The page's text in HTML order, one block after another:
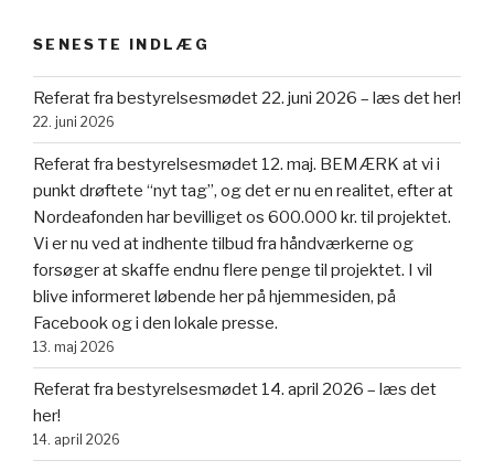
SENESTE INDLÆG
Referat fra bestyrelsesmødet 22. juni 2026 – læs det her!
22. juni 2026
Referat fra bestyrelsesmødet 12. maj. BEMÆRK at vi i
punkt drøftete “nyt tag”, og det er nu en realitet, efter at
Nordeafonden har bevilliget os 600.000 kr. til projektet.
Vi er nu ved at indhente tilbud fra håndværkerne og
forsøger at skaffe endnu flere penge til projektet. I vil
blive informeret løbende her på hjemmesiden, på
Facebook og i den lokale presse.
13. maj 2026
Referat fra bestyrelsesmødet 14. april 2026 – læs det
her!
14. april 2026